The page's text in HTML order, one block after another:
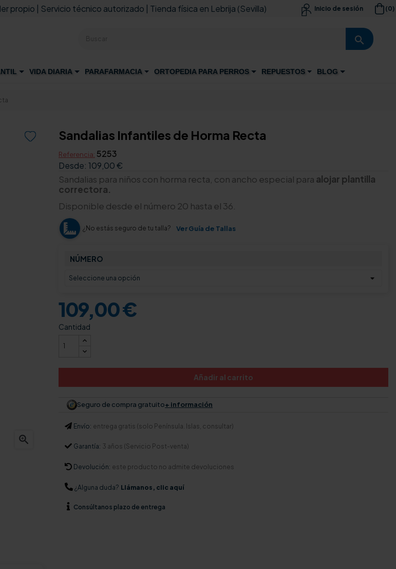
propio | Servicio técnico autorizado | Tienda física en Lebrija (Sevilla)  Inicio de sesión (0)
search
VIDA DIARIA PARAFARMACIA ORTOPEDIA PARA PERROS REPUESTOS BLOG


Sandalias Infantiles de Horma Recta
Referencia: 5253
Desde: 109,00 €
Sandalias para niños con horma recta, con ancho especial para alojar plantilla
correctora.
Disponible desde el número 20 hasta el 36.
¿No estás seguro de tu talla? Ver Guía de Tallas
NÚMERO
109,00 €
Cantidad
Añadir al carrito
Seguro de compra gratuito+ información
Envío: entrega gratis (solo Península. Islas, consultar)
Garantía: 3 años (Servicio Post-venta)
Devolución: este producto no admite devoluciones
¿Alguna duda? Llámanos, clic aquí
Consúltanos plazo de entrega